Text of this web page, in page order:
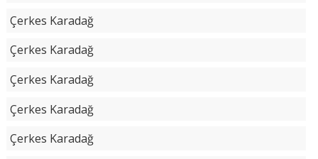
Çerkes Karadağ
Çerkes Karadağ
Çerkes Karadağ
Çerkes Karadağ
Çerkes Karadağ